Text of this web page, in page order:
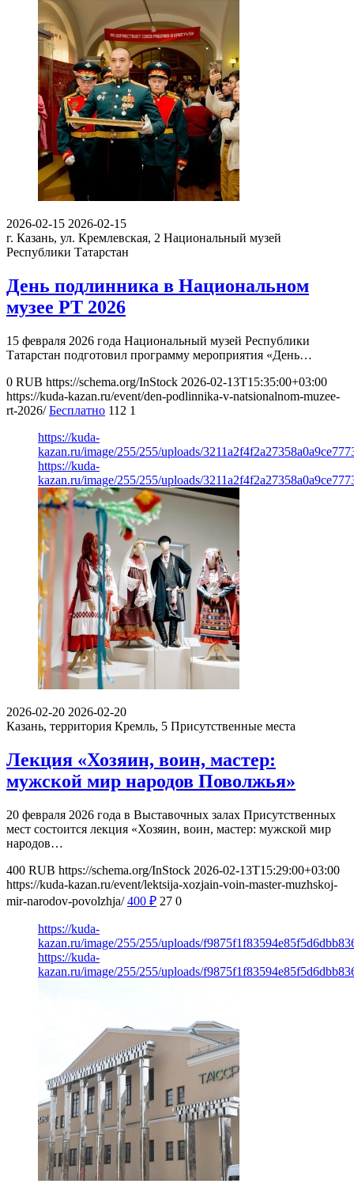
2026-02-15 2026-02-15
г. Казань, ул. Кремлевская, 2 Национальный музей
Республики Татарстан
День подлинника в Национальном
музее РТ 2026
15 февраля 2026 года Национальный музей Республики
Татарстан подготовил программу мероприятия «День…
0 RUB https://schema.org/InStock 2026-02-13T15:35:00+03:00
https://kuda-kazan.ru/event/den-podlinnika-v-natsionalnom-muzee-
rt-2026/ Бесплатно 112 1
https://kuda-
kazan.ru/image/255/255/uploads/
https://kuda-
kazan.ru/image/255/255/uploads/
2026-02-20 2026-02-20
Казань, территория Кремль, 5 Присутственные места
Лекция «Хозяин, воин, мастер:
мужской мир народов Поволжья»
20 февраля 2026 года в Выставочных залах Присутственных
мест состоится лекция «Хозяин, воин, мастер: мужской мир
народов…
400 RUB https://schema.org/InStock 2026-02-13T15:29:00+03:00
https://kuda-kazan.ru/event/lektsija-xozjain-voin-master-muzhskoj-
mir-narodov-povolzhja/ 400 ₽ 27 0
https://kuda-
kazan.ru/image/255/255/uploads/
https://kuda-
kazan.ru/image/255/255/uploads/